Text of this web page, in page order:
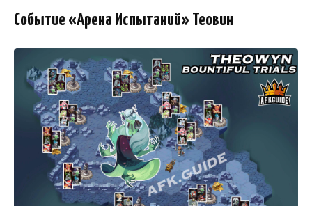
Событие «Арена Испытаний» Теовин